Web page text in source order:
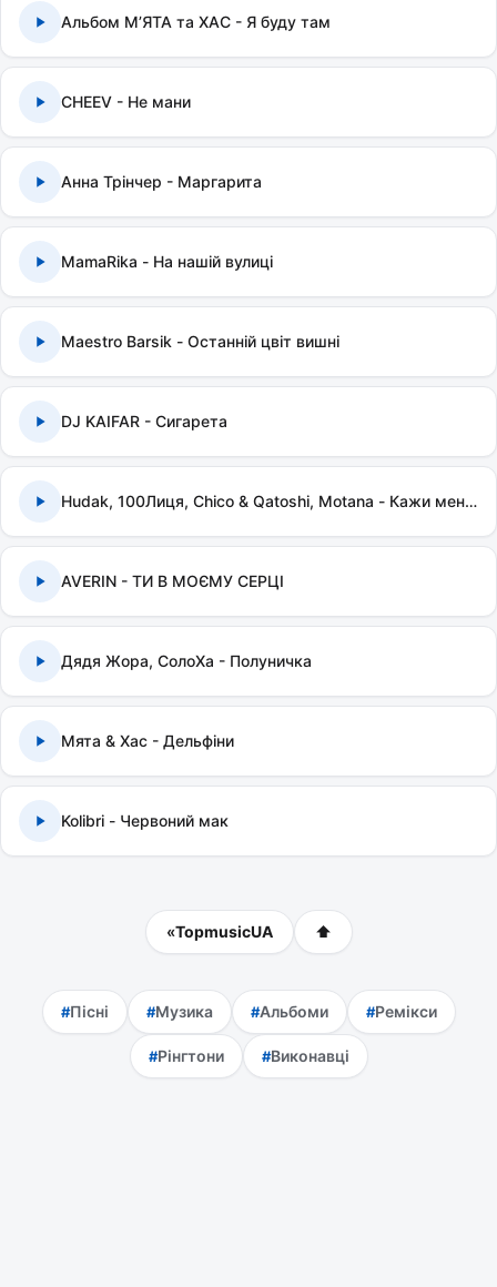
Альбом МʼЯТА та ХАС - Я буду там
CHEEV - Не мани
Анна Трінчер - Маргарита
MamaRika - На нашій вулиці
Maestro Barsik - Останній цвіт вишні
DJ KAIFAR - Сигарета
Hudak, 100Лиця, Chico & Qatoshi, Motana - Кажи мені правду
AVERIN - ТИ В МОЄМУ СЕРЦІ
Дядя Жора, СолоХа - Полуничка
Мята & Хас - Дельфіни
Kolibri - Червоний мак
«TopmusicUA ⬆
Пісні Музика Альбоми Ремікси
Рінгтони Виконавці